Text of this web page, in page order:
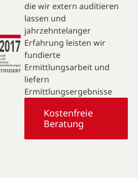
die wir extern auditieren
lassen und
jahrzehntelanger
Erfahrung leisten wir
fundierte
Ermittlungsarbeit und
liefern
Ermittlungsergebnisse
Kostenfreie
Beratung